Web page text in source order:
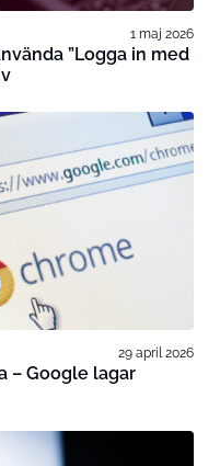
1 maj 2026
”Logga in med
29 april 2026
– Google lagar